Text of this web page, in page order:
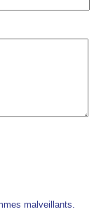
malveillants.